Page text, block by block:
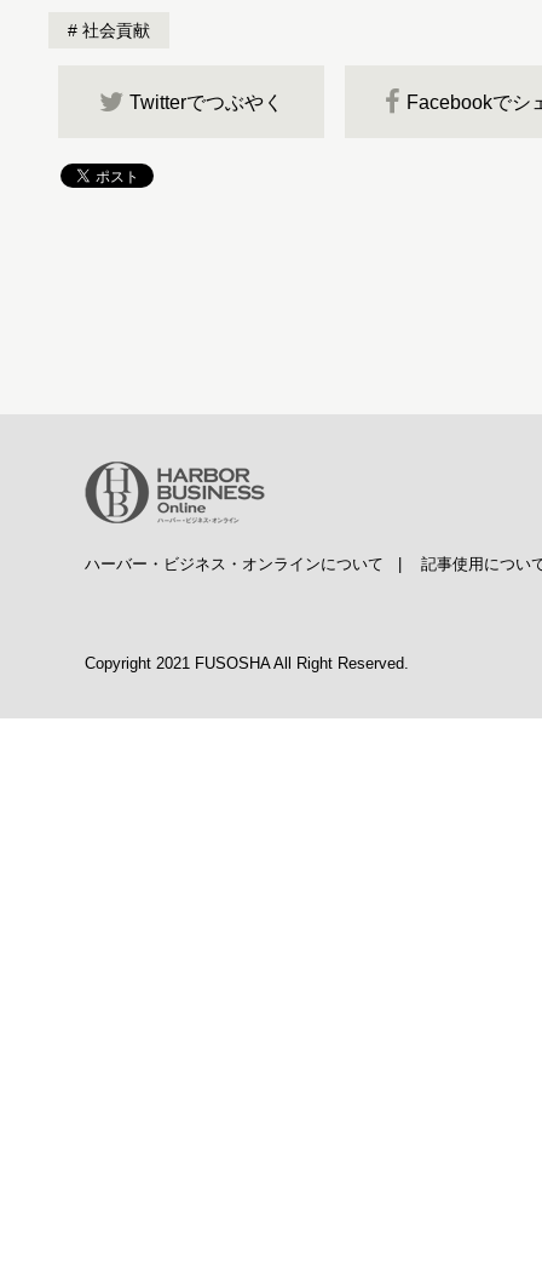
社会貢献
Twitterでつぶやく Facebookでシ
ハーバー・ビジネス・オンラインについて 記事使用につい
Copyright 2021 FUSOSHA All Right Reserved.